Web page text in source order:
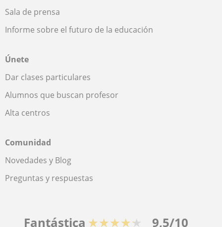
Sala de prensa
Informe sobre el futuro de la educación
Únete
Dar clases particulares
Alumnos que buscan profesor
Alta centros
Comunidad
Novedades y Blog
Preguntas y respuestas
Fantástica ★★★★★ 9,5/10